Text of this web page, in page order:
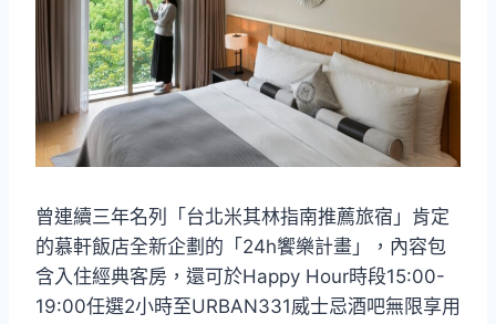
曾連續三年名列「台北米其林指南推薦旅宿」肯定
的慕軒飯店全新企劃的「24h饗樂計畫」，內容包
含入住經典客房，還可於Happy Hour時段15:00-
19:00任選2小時至URBAN331威士忌酒吧無限享用